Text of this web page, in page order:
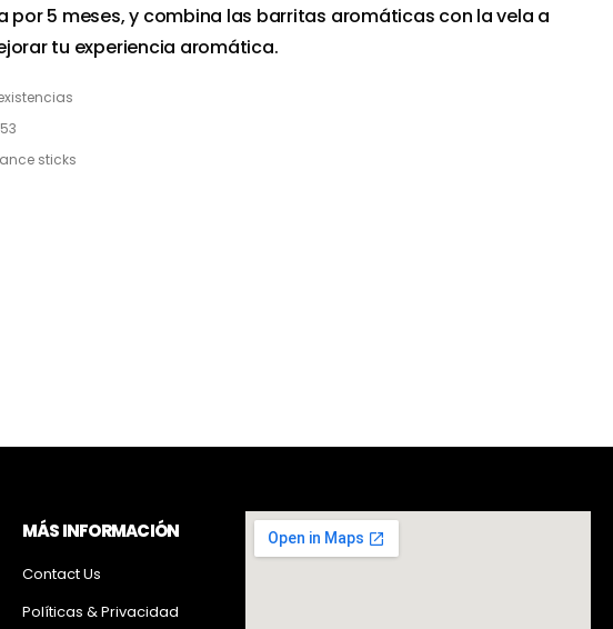
por 5 meses, y combina las barritas aromáticas con la vela a
tu experiencia aromática.
sticks
MÁS INFORMACIÓN
Contact Us
Políticas & Privacidad